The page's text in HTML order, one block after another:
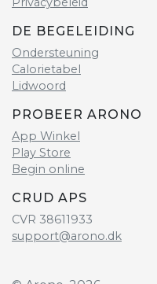
DE BEGELEIDING
Ondersteuning
Calorietabel
Lidwoord
PROBEER ARONO
App Winkel
Play Store
Begin online
CRUD APS
CVR 38611933
support@arono.dk